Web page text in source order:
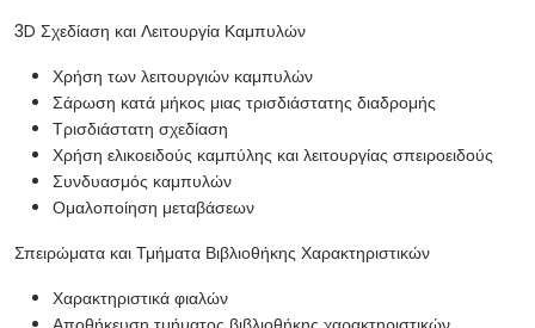
3D Σχεδίαση και Λειτουργία Καμπυλών
Χρήση των λειτουργιών καμπυλών
Σάρωση κατά μήκος μιας τρισδιάστατης διαδρομής
Τρισδιάστατη σχεδίαση
Χρήση ελικοειδούς καμπύλης και λειτουργίας σπειροειδούς
Συνδυασμός καμπυλών
Ομαλοποίηση μεταβάσεων
Σπειρώματα και Τμήματα Βιβλιοθήκης Χαρακτηριστικών
Χαρακτηριστικά φιαλών